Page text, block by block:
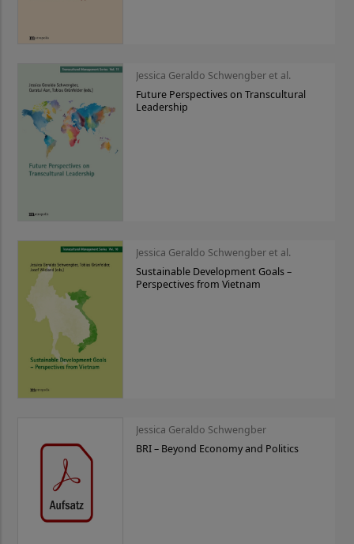
Jessica Geraldo Schwengber et al.
Future Perspectives on Transcultural
Leadership
Jessica Geraldo Schwengber et al.
Sustainable Development Goals –
Perspectives from Vietnam
Jessica Geraldo Schwengber
BRI – Beyond Economy and Politics